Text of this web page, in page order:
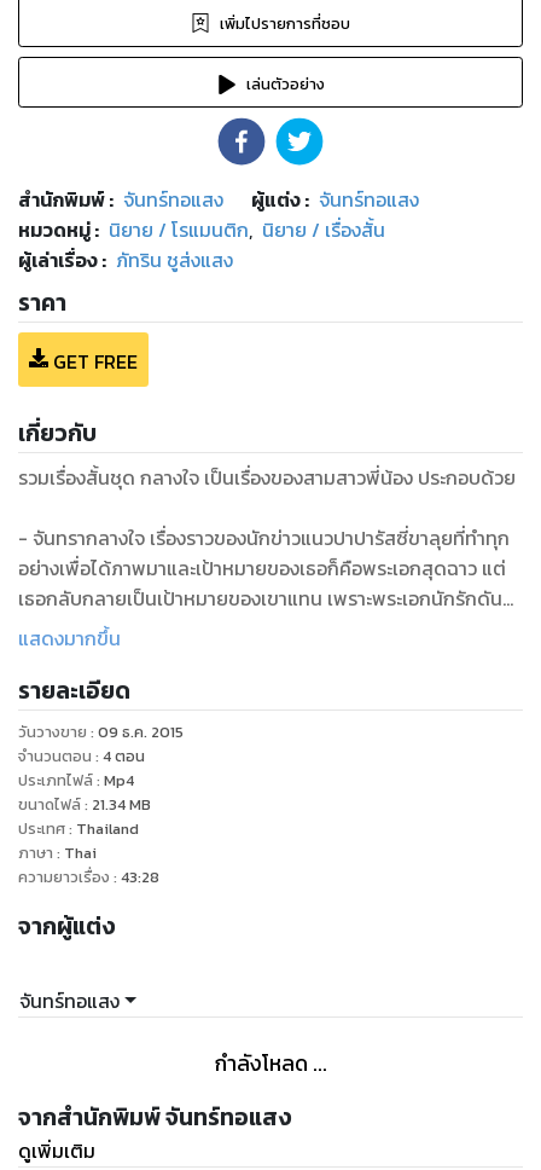
เพิ่มไปรายการที่ชอบ
เล่นตัวอย่าง
สำนักพิมพ์: จันทร์ทอแสง ผู้แต่ง : จันทร์ทอแสง
หมวดหมู่: นิยาย / โรแมนติก, นิยาย / เรื่องสั้น
ผู้เล่าเรื่อง : ภัทริน ชูส่งแสง
ราคา
GET FREE
เกี่ยวกับ
รวมเรื่องสั้นชุด กลางใจ เป็นเรื่องของสามสาวพี่น้อง ประกอบด้วย
- จันทรากลางใจ เรื่องราวของนักข่าวแนวปาปารัสซี่ขาลุยที่ทำทุก
อย่างเพื่อได้ภาพมาและเป้าหมายของเธอก็คือพระเอกสุดฉาว แต่
เธอกลับกลายเป็นเป้าหมายของเขาแทน เพราะพระเอกนักรักดัน
ติดใจความสวยและความกล้าของเธอ! แล้วแบบนี้ขาลุยของเขาจะ
- ดารากลางใจ เรื่องราวของนักเขียนนิยายรักที่เกิดอาการตีบตัน
บก.จึงแนะนำให้เธอเปลี่ยนไปเขียนแนวสยองขวัญและแนะนำนัก
เขียนรุ่นพี่ที่ชอบทำตัวลึกลับแสนเซอร์ให้เธอรู้สึก งานนี้เธอจะได้
เขียนแนวสยองขวัญตามที่ตั้งใจหรือจะต้องเปลี่ยนไปเขียนแนวอี
โรติกแทน!
ชีวิตจิตใจ เธอได้รับมอบหมายให้ไปสำรวจพื้นที่ยังต่างจังหวัด โดย
จะหน้านิ่งหน้าตาย แต่เขาไม่ใช่คนตายด้านแน่นอน!
และพบกับเรื่องเต็มของทั้งสามได้ เร็วๆ นี้
- - - - - - - - - - - - - - - - - - - - - - - - - -
แสดงมากขึ้น
รายละเอียด
วันวางขาย : 09 ธ.ค. 2015
จำนวนตอน : 4ตอน
ประเภทไฟล์: Mp4
ขนาดไฟล์: 21.34MB
ประเทศ: Thailand
ภาษา : Thai
ความยาวเรื่อง : 43:28
จากผู้แต่ง
จันทร์ทอแสง
กำลังโหลด ...
จากสำนักพิมพ์ จันทร์ทอแสง
ดูเพิ่มเติม